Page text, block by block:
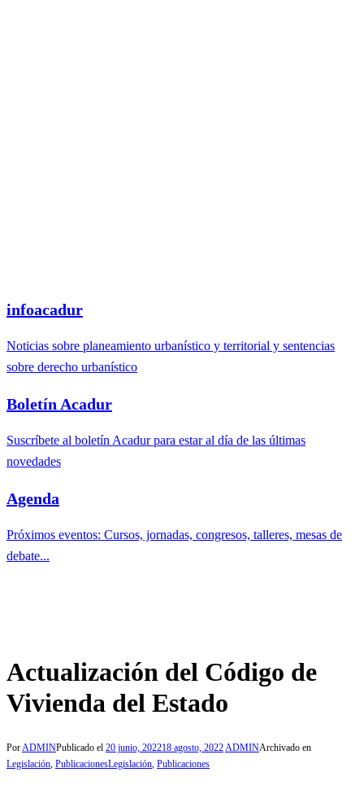
infoacadur
Noticias sobre planeamiento urbanístico y territorial y sentencias
sobre derecho urbanístico
Boletín Acadur
Suscríbete al boletín Acadur para estar al día de las últimas
novedades
Agenda
Próximos eventos: Cursos, jornadas, congresos, talleres, mesas de
debate...
Actualización del Código de
Vivienda del Estado
PorADMINPublicado el 20 junio, 202218 agosto, 2022ADMINArchivado en
Legislación, PublicacionesLegislación, Publicaciones